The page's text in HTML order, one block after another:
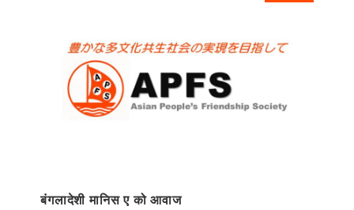
बंगलादेशी मानिस ए को आवाज